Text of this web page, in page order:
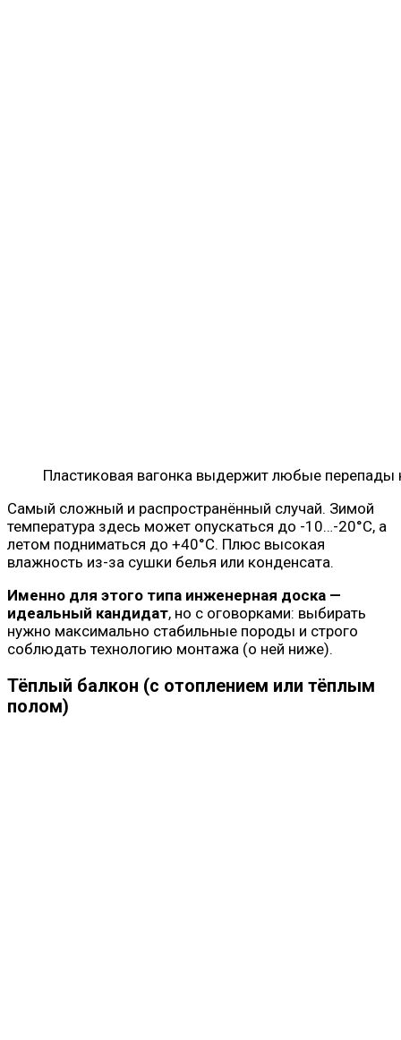
Пластиковая вагонка выдержит любые перепады
Самый сложный и распространённый случай. Зимой
температура здесь может опускаться до -10…-20°C, а
летом подниматься до +40°C. Плюс высокая
влажность из-за сушки белья или конденсата.
Именно для этого типа инженерная доска —
идеальный кандидат, но с оговорками: выбирать
нужно максимально стабильные породы и строго
соблюдать технологию монтажа (о ней ниже).
Тёплый балкон (с отоплением или тёплым
полом)